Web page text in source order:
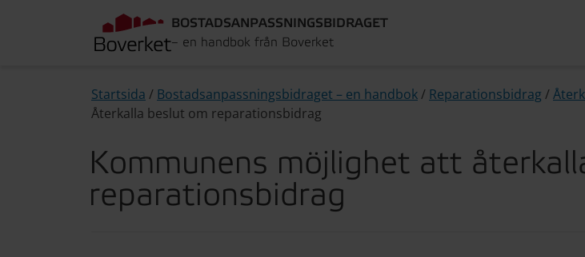
BOSTADSANPASSNINGS­BIDRAGET
– en handbok från Boverket
Startsida / Bostadsanpassningsbidraget – en handbok/ Reparationsbidrag /
Återkalla beslut om reparationsbidrag
Kommunens möjlighet att
reparationsbidrag